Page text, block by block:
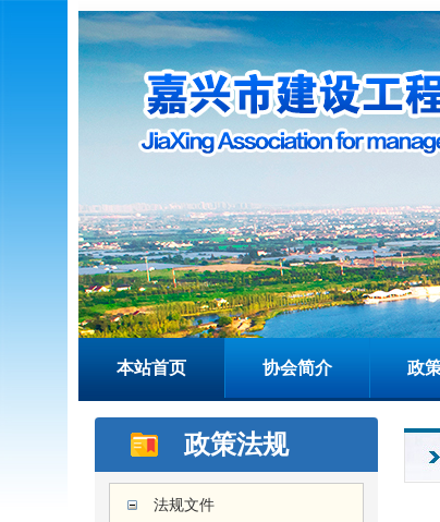
本站首页 协会简介 政
政策法规
法规文件